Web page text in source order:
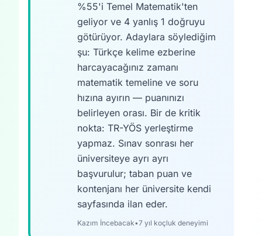
%55'i Temel Matematik'ten
geliyor ve 4 yanlış 1 doğruyu
götürüyor. Adaylara söylediğim
şu: Türkçe kelime ezberine
harcayacağınız zamanı
matematik temeline ve soru
hızına ayırın — puanınızı
belirleyen orası. Bir de kritik
nokta: TR-YÖS yerleştirme
yapmaz. Sınav sonrası her
üniversiteye ayrı ayrı
başvurulur; taban puan ve
kontenjanı her üniversite kendi
sayfasında ilan eder.
Kazım İncebacak•7 yıl koçluk deneyimi